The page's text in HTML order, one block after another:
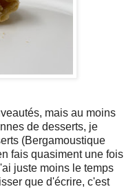
mais au moins
de desserts, je
(Bergamoustique
fais quasiment une fois
juste moins le temps
que d'écrire, c'est